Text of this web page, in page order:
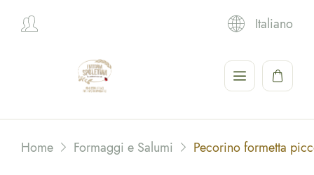
Hi, Italiano
Home Formaggi e Salumi Pecorino formetta